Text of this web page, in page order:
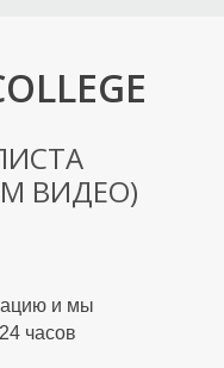
ВИДЕО)
и мы
часов